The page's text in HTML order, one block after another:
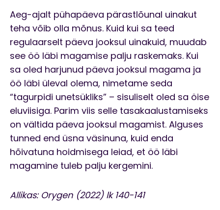
Aeg-ajalt pühapäeva pärastlõunal uinakut
teha võib olla mõnus. Kuid kui sa teed
regulaarselt päeva jooksul uinakuid, muudab
see öö läbi magamise palju raskemaks. Kui
sa oled harjunud päeva jooksul magama ja
öö läbi üleval olema, nimetame seda
“tagurpidi unetsükliks” – sisuliselt oled sa öise
eluviisiga. Parim viis selle tasakaalustamiseks
on vältida päeva jooksul magamist. Alguses
tunned end üsna väsinuna, kuid enda
hõivatuna hoidmisega leiad, et öö läbi
magamine tuleb palju kergemini.
Allikas: Orygen (2022) lk 140-141